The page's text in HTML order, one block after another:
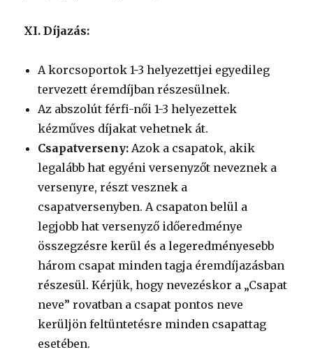
XI. Díjazás:
A korcsoportok 1-3 helyezettjei egyedileg
tervezett éremdíjban részesülnek.
Az abszolút férfi-női 1-3 helyezettek
kézműves díjakat vehetnek át.
Csapatverseny: Azok a csapatok, akik
legalább hat egyéni versenyzőt neveznek a
versenyre, részt vesznek a
csapatversenyben. A csapaton belül a
legjobb hat versenyző időeredménye
összegzésre kerül és a legeredményesebb
három csapat minden tagja éremdíjazásban
részesül. Kérjük, hogy nevezéskor a „Csapat
neve” rovatban a csapat pontos neve
kerüljön feltüntetésre minden csapattag
esetében.